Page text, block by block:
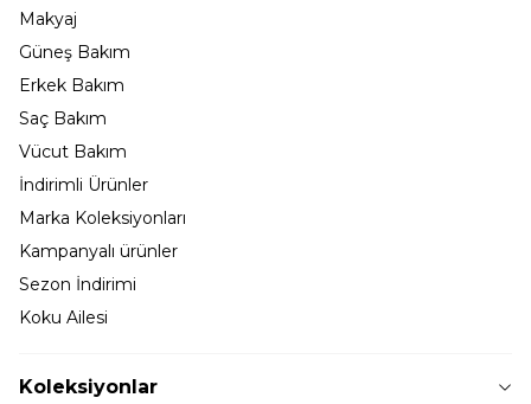
Makyaj
Güneş Bakım
Erkek Bakım
Saç Bakım
Vücut Bakım
İndirimli Ürünler
Marka Koleksiyonları
Kampanyalı ürünler
Sezon İndirimi
Koku Ailesi
Koleksiyonlar